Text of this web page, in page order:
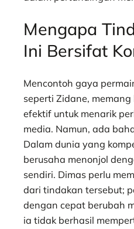
Mengapa
Ini Bersifat
Mencontoh gaya
seperti Zidane,
efektif untuk menarik
media. Namun, ada
Dalam dunia yang
berusaha menonjol
sendiri. Dimas perlu
dari tindakan tersebut;
dengan cepat berubah
ia tidak berhasil